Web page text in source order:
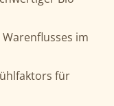
im
für